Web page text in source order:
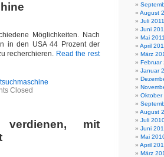
Möglichkeiten. Nach
in den USA 44 Prozent der
recherchieren. Read the rest
Closed
mit
August
Juli 2011
Juni
Mai 2011
April
März
Februar
Januar
Oktober
August
Juli
Juni
Mai
April
März